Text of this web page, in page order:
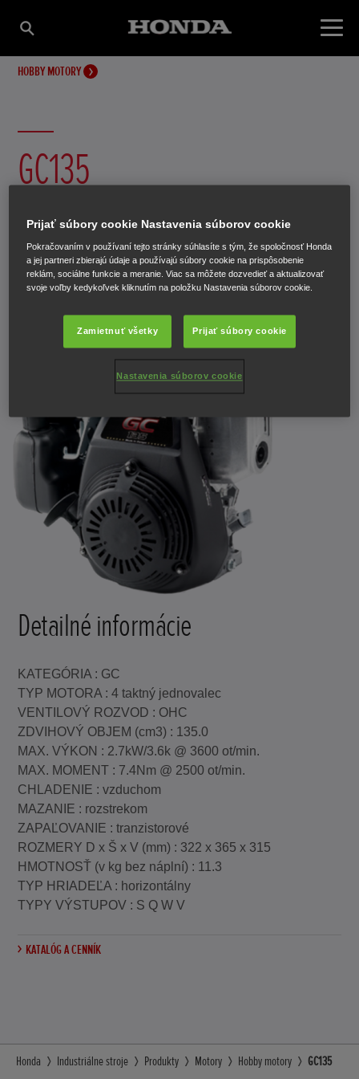
HOBBY MOTORY
GC135
Detailné informácie
KATEGÓRIA : GC
TYP MOTORA : 4 taktný jednovalec
VENTILOVÝ ROZVOD : OHC
ZDVIHOVÝ OBJEM (cm3) : 135.0
MAX. VÝKON : 2.7kW/3.6k @ 3600 ot/min.
MAX. MOMENT : 7.4Nm @ 2500 ot/min.
CHLADENIE : vzduchom
MAZANIE : rozstrekom
ZAPAĽOVANIE : tranzistorové
ROZMERY D x Š x V (mm) : 322 x 365 x 315
HMOTNOSŤ (v kg bez náplní) : 11.3
TYP HRIADEĽA : horizontálny
TYPY VÝSTUPOV : S Q W V
KATALÓG A CENNÍK
Honda Industriálne stroje Produkty Motory Hobby motory GC135
Prijať súbory cookie Nastavenia súborov cookie
Pokračovaním v používaní tejto stránky súhlasíte s tým, že spoločnosť Honda
a jej partneri zbierajú údaje a používajú súbory cookie na prispôsobenie
reklám, sociálne funkcie a meranie. Viac sa môžete dozvedieť a aktualizovať
svoje voľby kedykoľvek kliknutím na položku Nastavenia súborov cookie.
Zamietnuť všetky Prijať súbory cookie
Nastavenia súborov cookie